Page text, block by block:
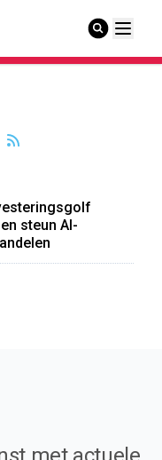
steun AI-